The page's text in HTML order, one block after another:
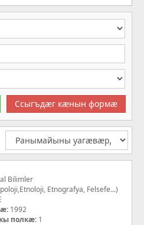
Bilimler
Etnografya, Felsefe...)
1992
полкæ: 1